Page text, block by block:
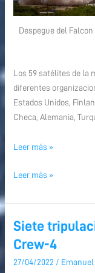
Despegue del
Los 59 satélites de la
diferentes
Estados Unidos,
Checa, Alemania,
Leer más »
Leer más »
Siete
Crew-4
27/04/2022 /
Siete
tripulaciones
en
2
Siete
tripulaciones
en
2